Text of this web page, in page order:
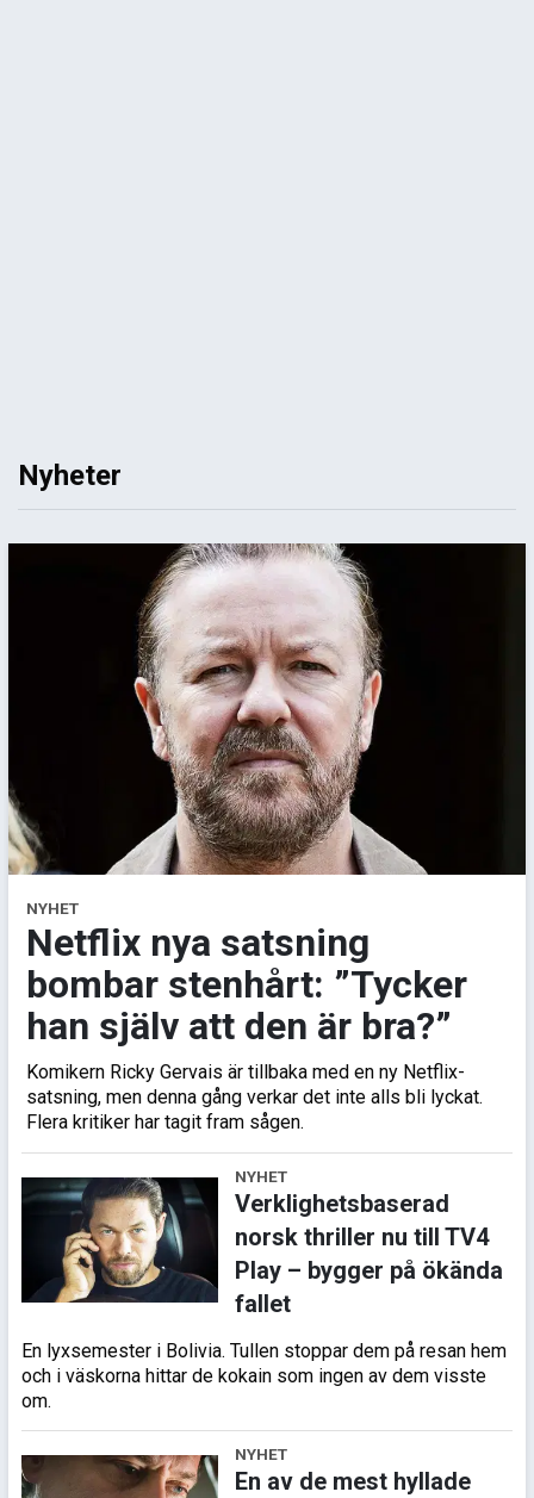
Nyheter
NYHET
Netflix nya satsning
bombar stenhårt: ”Tycker
han själv att den är bra?”
Komikern Ricky Gervais är tillbaka med en ny Netflix-
satsning, men denna gång verkar det inte alls bli lyckat.
Flera kritiker har tagit fram sågen.
NYHET
Verklighetsbaserad
norsk thriller nu till TV4
Play – bygger på ökända
fallet
En lyxsemester i Bolivia. Tullen stoppar dem på resan hem
och i väskorna hittar de kokain som ingen av dem visste
om.
NYHET
En av de mest hyllade